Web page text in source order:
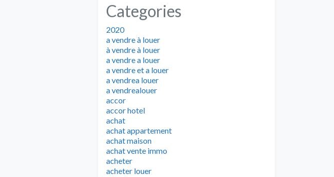
Categories
2020
a vendre à louer
à vendre à louer
a vendre a louer
a vendre et a louer
a vendrea louer
a vendrealouer
accor
accor hotel
achat
achat appartement
achat maison
achat vente immo
acheter
acheter louer